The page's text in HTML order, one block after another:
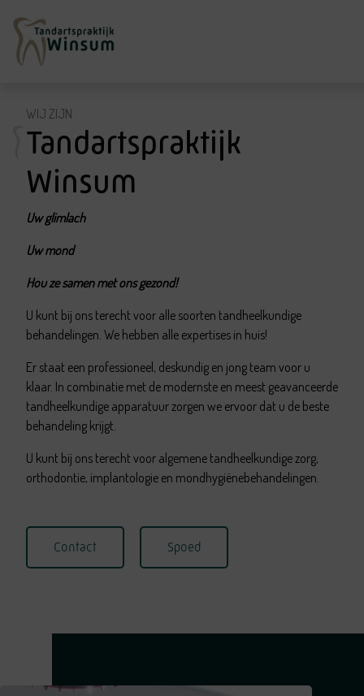
WIJ ZIJN
Tandartspraktijk
Winsum
Uw glimlach
Uw mond
Hou ze samen met ons gezond!
U kunt bij ons terecht voor alle soorten tandheelkundige
behandelingen. We hebben alle expertises in huis!
Er staat een professioneel, deskundig en jong team voor u
klaar. In combinatie met de modernste en meest geavanceerde
tandheelkundige apparatuur zorgen we ervoor dat u de beste
behandeling krijgt.
U kunt bij ons terecht voor algemene tandheelkundige zorg,
orthodontie, implantologie en mondhygiënebehandelingen.
Contact Spoed